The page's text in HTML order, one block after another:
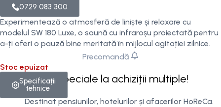
0729 083 300
Experimentează o atmosferă de liniște și relaxare cu
modelul SW 180 Luxe, o saună cu infraroșu proiectată pentru
a-ți oferi o pauză bine meritată în mijlocul agitației zilnice.
Precomandă
Stoc epuizat
Specificații
tehnice
Prețuri speciale la achiziții multiple!
Destinat pensiunilor, hotelurilor și afacerilor HoReCa.